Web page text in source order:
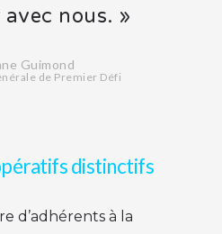
nous. »
Guimond
de Premier Défi
distinctifs
d’adhérents à la